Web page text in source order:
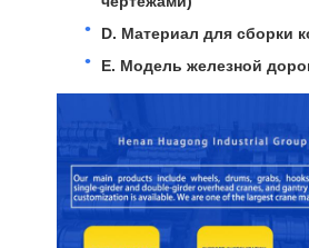
Блок шкива крана
Перегонка двигателя и тормоза
Подъемник
D. Материал для сборки
E. Модель железной